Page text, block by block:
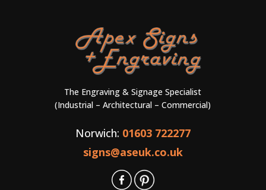
The Engraving & Signage Specialist
(Industrial – Architectural – Commercial)
Norwich: 01603 722277
signs@aseuk.co.uk